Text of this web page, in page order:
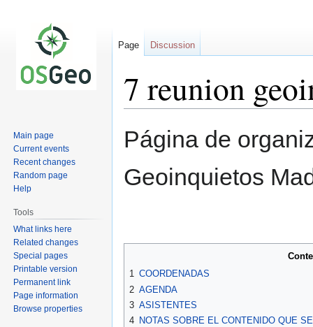
7 reunion
Jump
to
Jump
to
Página de
Geoinquietos
1 COORDENADAS
2 AGENDA
3 ASISTENTES
4 NOTAS SOBRE EL CONTENIDO QUE
Page Discussion
Main page
Current events
Recent changes
Random page
Help
Tools
What links here
Related changes
Special pages
Printable version
Permanent link
Page information
Browse properties